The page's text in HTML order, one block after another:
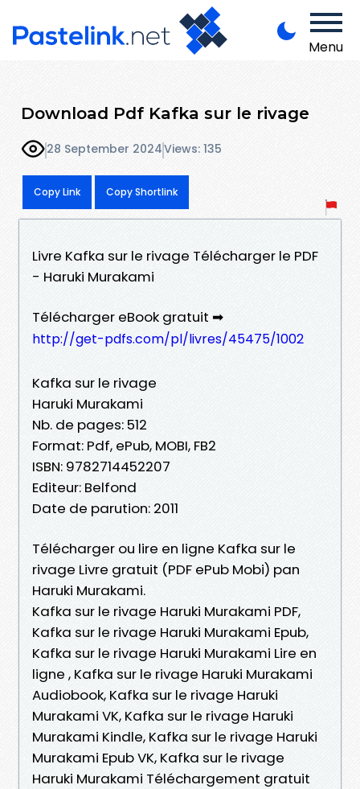
Menu
Download Pdf Kafka sur le rivage
28 September 2024Views: 135
Copy Link Copy Shortlink
Livre Kafka sur le rivage Télécharger le PDF
- Haruki Murakami
Télécharger eBook gratuit ➡
http://get-pdfs.com/pl/livres/45475/1002
Kafka sur le rivage
Haruki Murakami
Nb. de pages: 512
Format: Pdf, ePub, MOBI, FB2
ISBN: 9782714452207
Editeur: Belfond
Date de parution: 2011
Télécharger ou lire en ligne Kafka sur le
rivage Livre gratuit (PDF ePub Mobi) pan
Haruki Murakami.
Kafka sur le rivage Haruki Murakami PDF,
Kafka sur le rivage Haruki Murakami Epub,
Kafka sur le rivage Haruki Murakami Lire en
ligne , Kafka sur le rivage Haruki Murakami
Audiobook, Kafka sur le rivage Haruki
Murakami VK, Kafka sur le rivage Haruki
Murakami Kindle, Kafka sur le rivage Haruki
Murakami Epub VK, Kafka sur le rivage
Haruki Murakami Téléchargement gratuit